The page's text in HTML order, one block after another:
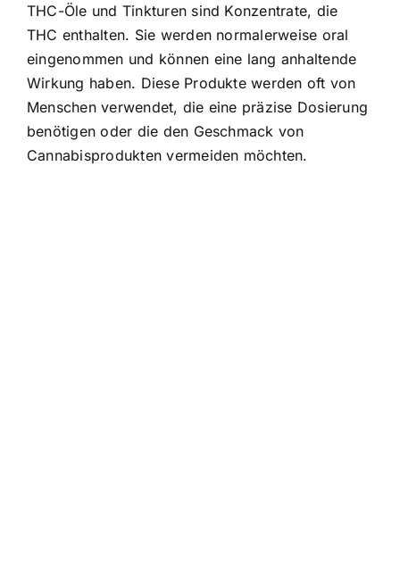
THC-Öle und Tinkturen sind Konzentrate, die
THC enthalten. Sie werden normalerweise oral
eingenommen und können eine lang anhaltende
Wirkung haben. Diese Produkte werden oft von
Menschen verwendet, die eine präzise Dosierung
benötigen oder die den Geschmack von
Cannabisprodukten vermeiden möchten.